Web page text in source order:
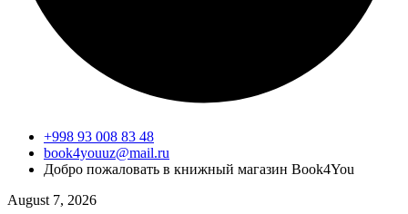
+998 93 008 83 48
book4youuz@mail.ru
Добро пожаловать в книжный магазин Book4You
August 7, 2026